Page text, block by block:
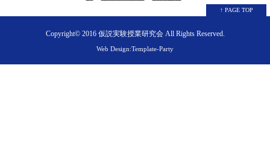
↑ PAGE TOP
Copyright© 2016 仮説実験授業研究会All Rights Reserved.
Web Design:Template-Party